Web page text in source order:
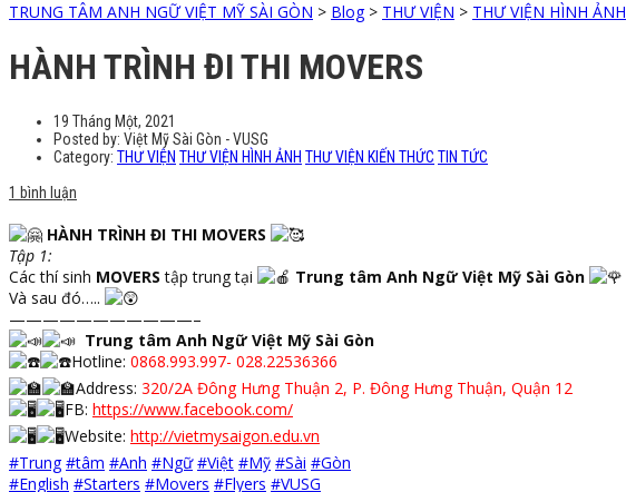
TRUNG TÂM ANH NGỮ VIỆT MỸ SÀI GÒN > Blog> THƯ VIỆN > THƯ VIỆN HÌNH ẢNH
HÀNH TRÌNH ĐI THI MOVERS
19 Tháng Một, 2021
Posted by: Việt Mỹ Sài Gòn - VUSG
Category: THƯ VIỆN THƯ VIỆN HÌNH ẢNH THƯ VIỆN KIẾN THỨC TIN TỨC
1 bình luận
HÀNH TRÌNH ĐI THI MOVERS
Tập 1:
Các thí sinh MOVERS tập trung tại Trung tâm Anh Ngữ Việt Mỹ Sài Gòn
Và sau đó…..
———————————–
Trung tâm Anh Ngữ Việt Mỹ Sài Gòn
Hotline: 0868.993.997- 028.22536366
Address: 320/2A Đông Hưng Thuận 2, P. Đông Hưng Thuận, Quận 12
FB: https://www.facebook.com/
Website: http://vietmysaigon.edu.vn
#Trung #tâm #Anh #Ngữ #Việt #Mỹ #Sài #Gòn
#English #Starters #Movers #Flyers #VUSG